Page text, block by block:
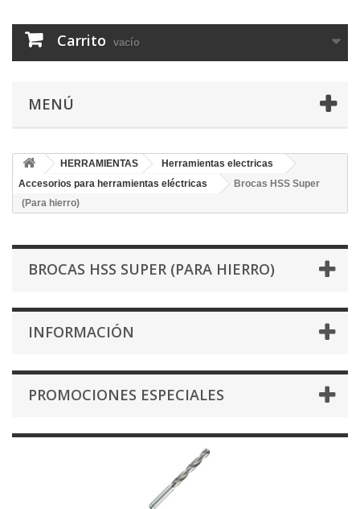
Carrito vacío
MENÚ
HERRAMIENTAS
Herramientas electricas
Accesorios para herramientas eléctricas
Brocas HSS Super
(Para hierro)
BROCAS HSS SUPER (PARA HIERRO)
INFORMACIÓN
PROMOCIONES ESPECIALES